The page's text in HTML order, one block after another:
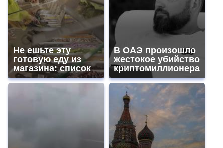
Не ешьте эту
готовую еду из
магазина: список
В ОАЭ произошло
жестокое убийство
криптомиллионера